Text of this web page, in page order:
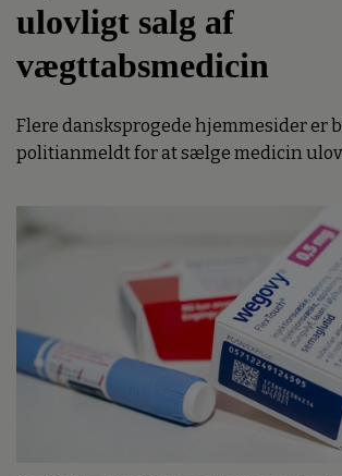
ulovligt salg af
vægttabsmedicin
Flere dansksprogede hjemmesider er
politianmeldt for at sælge medicin